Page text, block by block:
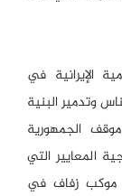
الإيرانية في
وتدمير البنية
الجمهورية
المعايير التي
موكب زفاف في